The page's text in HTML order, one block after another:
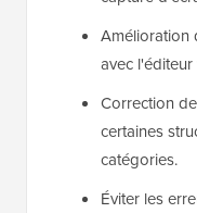
Amélioration
avec l'éditeur
Correction
certaines
catégories.
Éviter les